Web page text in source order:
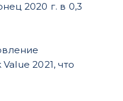
2020 г. в 0,3
2021, что